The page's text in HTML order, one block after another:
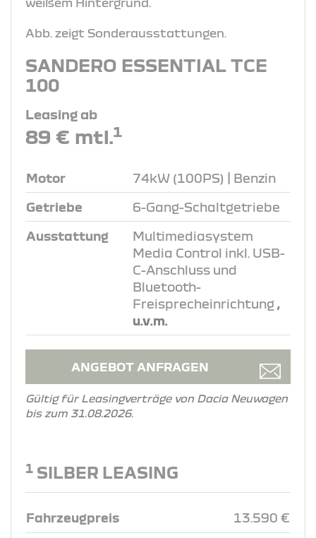
Abb. zeigt Sonderausstattungen.
SANDERO ESSENTIAL TCE
100
Leasing ab
89 € mtl.1
Motor 74kW (100PS) | Benzin
Getriebe 6-Gang-Schaltgetriebe
Ausstattung
Multimediasystem
Media Control inkl. USB-
C-Anschluss und
Bluetooth-
Freisprecheinrichtung ,
u.v.m.
ANGEBOT ANFRAGEN
Gültig für Leasingverträge von Dacia Neuwagen
bis zum 31.08.2026.
1 SILBER LEASING
Fahrzeugpreis 13.590 €